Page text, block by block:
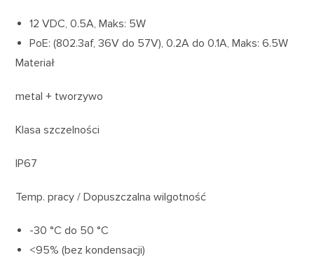
12 VDC, 0.5A, Maks: 5W
PoE: (802.3af, 36V do 57V), 0.2A do 0.1A, Maks: 6.5W
Materiał
metal + tworzywo
Klasa szczelności
IP67
Temp. pracy / Dopuszczalna wilgotność
-30 °C do 50 °C
<95% (bez kondensacji)